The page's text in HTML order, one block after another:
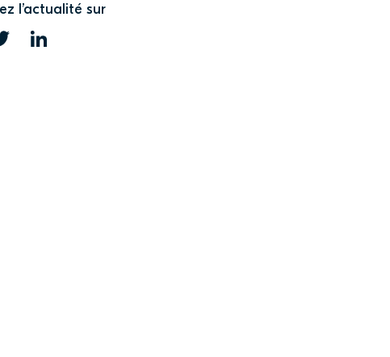
l’actualité sur
TWITTER